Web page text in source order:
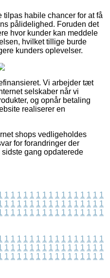
tilpas habile chancer for at få
pålidelighed. Foruden det
hvor kunder kan meddele
hvilket tillige burde
kunders oplevelser.
Vi arbejder tæt
selskaber når vi
og opnår betaling
realiserer en
shops vedligeholdes
for forandringer der
gang opdaterede
1 1 1 1 1 1 1 1 1 1 1 1 1 1 1 1
1 1 1 1 1 1 1 1 1 1 1 1 1 1 1 1
1 1 1 1 1 1 1 1 1 1 1 1 1 1 1 1
1 1 1 1 1 1 1 1 1 1 1 1 1 1 1 1
1 1 1 1 1 1 1 1 1 1 1 1 1 1 1 1
1 1 1 1 1 1 1 1 1 1 1 1 1 1 1 1